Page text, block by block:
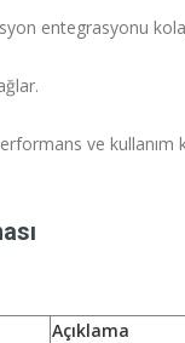
entegrasyonu
ve kullanım
Açıklama